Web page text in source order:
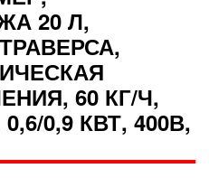
20 Л,
60 КГ/Ч,
0,9 КВТ, 400В,